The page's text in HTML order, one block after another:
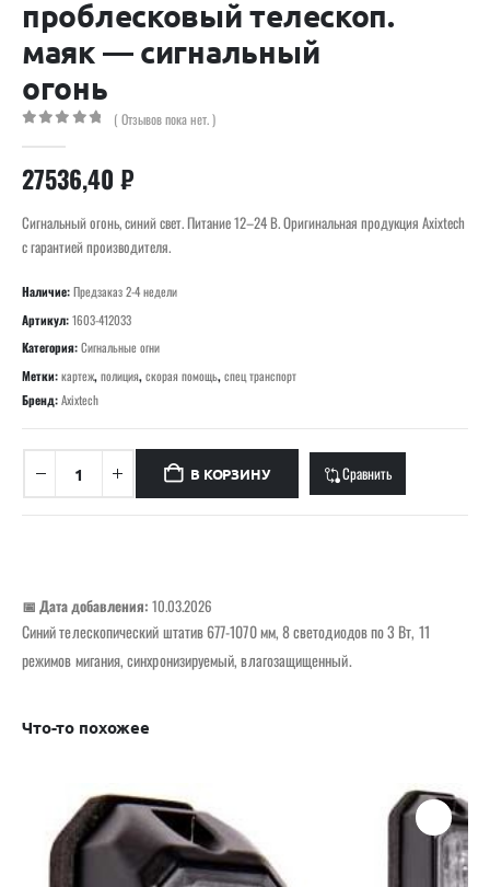
проблесковый телескоп.
маяк — сигнальный
огонь
( Отзывов пока нет. )
27536,40 ₽
Сигнальный огонь, синий свет. Питание 12–24 В. Оригинальная продукция Axixtech
с гарантией производителя.
Наличие:Предзаказ 2-4 недели
Артикул:1603-412033
Категория:Сигнальные огни
Метки:картеж,полиция,скорая помощь,спец транспорт
Бренд:Axixtech
В КОРЗИНУ Сравнить
📅 Дата добавления: 10.03.2026
Синий телескопический штатив 677-1070 мм, 8 светодиодов по 3 Вт, 11
режимов мигания, синхронизируемый, влагозащищенный.
Что-то похожее